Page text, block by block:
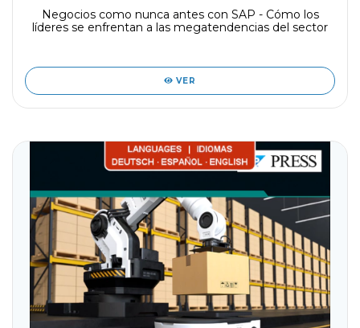
Negocios como nunca antes con SAP - Cómo los
líderes se enfrentan a las megatendencias del sector
VER